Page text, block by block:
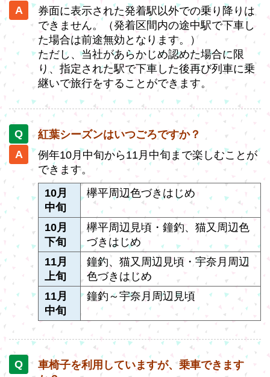
券面に表示された発着駅以外での乗り降りは
できません。（発着区間内の途中駅で下車し
た場合は前途無効となります。）
ただし、当社があらかじめ認めた場合に限
り、指定された駅で下車した後再び列車に乗
継いで旅行をすることができます。
紅葉シーズンはいつごろですか？
例年10月中旬から11月中旬まで楽しむことが
できます。
10月
中旬
欅平周辺色づきはじめ
10月
下旬
欅平周辺見頃・鐘釣、猫又周辺色
づきはじめ
11月
上旬
鐘釣、猫又周辺見頃・宇奈月周辺
色づきはじめ
11月
中旬
鐘釣～宇奈月周辺見頃
車椅子を利用していますが、乗車できます